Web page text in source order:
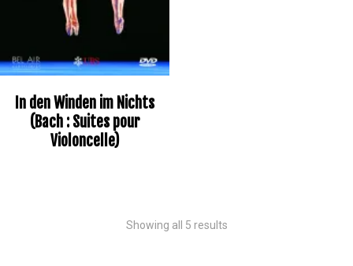
In den Winden im Nichts
(Bach : Suites pour
Violoncelle)
Showing all 5 results